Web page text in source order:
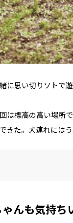
に思い切りソトで
は標高の高い場所
きた。犬連れには
んも気持ち